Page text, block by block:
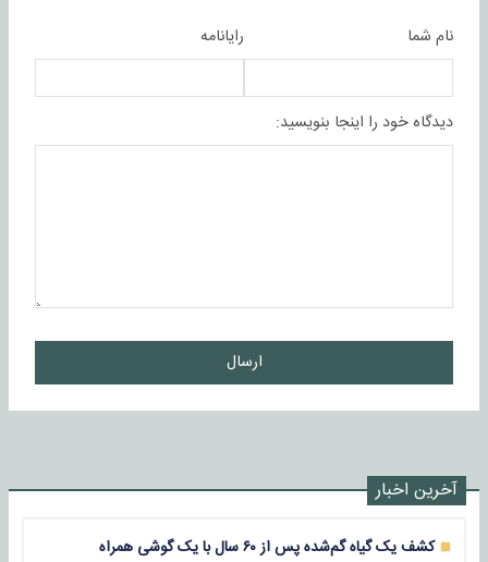
نام شما رایانامه
دیدگاه خود را اینجا بنویسید:
ارسال
آخرین اخبار
کشف یک گیاه گم‌شده پس از ۶۰ سال با یک گوشی همراه